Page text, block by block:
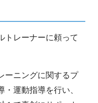
トレーナーに頼って
ーニングに関するプ
運動指導を行い、